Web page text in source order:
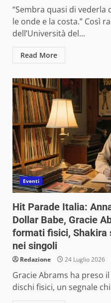
“Sembra quasi di vederla
le onde e la costa.” Così
dell’Università del...
Read More
Eventi
Hit Parade Italia:
Dollar Babe, Gracie
formati fisici, Shakira
nei singoli
Redazione 24 Luglio 2026
Gracie Abrams ha preso
dischi fisici, un segnale